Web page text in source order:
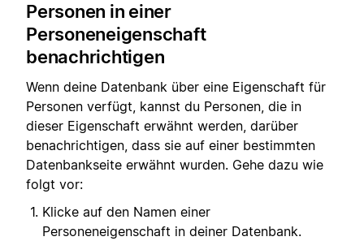
Personen in einer
Personeneigenschaft
benachrichtigen
Wenn deine Datenbank über eine Eigenschaft für
Personen verfügt, kannst du Personen, die in
dieser Eigenschaft erwähnt werden, darüber
benachrichtigen, dass sie auf einer bestimmten
Datenbankseite erwähnt wurden. Gehe dazu wie
folgt vor:
Klicke auf den Namen einer
Personeneigenschaft in deiner Datenbank.